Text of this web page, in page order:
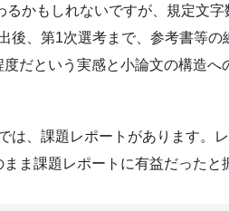
かもしれないですが、規定文
、第1次選考まで、参考書等
だという実感と小論文の構造へ
、課題レポートがあります。
ま課題レポートに有益だったと